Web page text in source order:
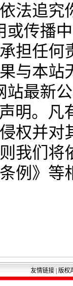
法追
传播
担任何
与本站
最新
明。凡
权并对
我们将
例》
友情链接 |版权